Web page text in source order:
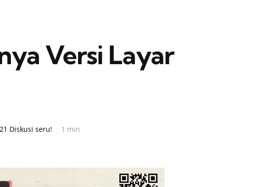
Versi Layar
21 Diskusi seru! 1 min